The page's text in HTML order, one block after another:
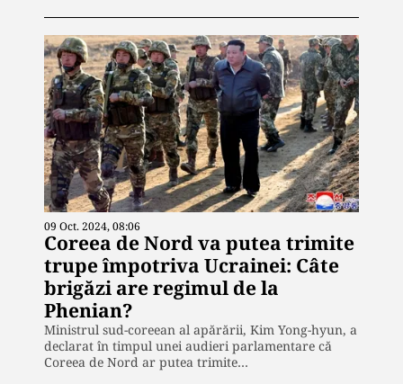
09 Oct. 2024, 08:06
Coreea de Nord va putea trimite
trupe împotriva Ucrainei: Câte
brigăzi are regimul de la
Phenian?
Ministrul sud-coreean al apărării, Kim Yong-hyun, a
declarat în timpul unei audieri parlamentare că
Coreea de Nord ar putea trimite…